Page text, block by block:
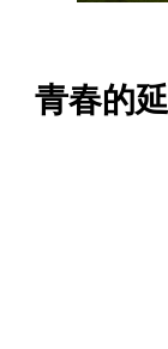
青春的